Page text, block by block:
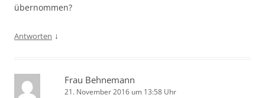
übernommen?
Antworten ↓
Frau Behnemann
21. November 2016 um 13:58 Uhr